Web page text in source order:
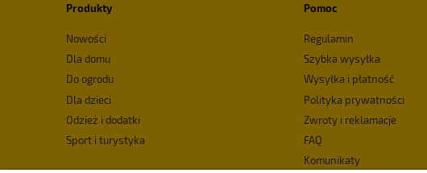
Produkty
Nowości
Dla domu
Do ogrodu
Dla dzieci
Odzież i dodatki
Sport i turystyka
Pomoc
Regulamin
Szybka wysyłka
Wysyłka i płatność
Polityka prywatności
Zwroty i reklamacje
FAQ
Komunikaty